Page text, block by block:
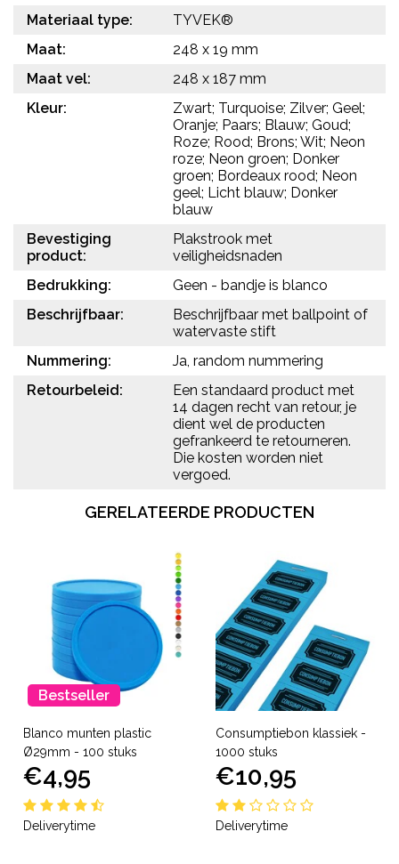
Materiaal type:
TYVEK®
Maat:
248 x 19 mm
Maat vel:
248 x 187 mm
Kleur:
Zwart; Turquoise; Zilver; Geel;
Oranje; Paars; Blauw; Goud;
Roze; Rood; Brons; Wit; Neon
roze; Neon groen; Donker
groen; Bordeaux rood; Neon
geel; Licht blauw; Donker
blauw
Bevestiging
product:
Plakstrook met
veiligheidsnaden
Bedrukking:
Geen - bandje is blanco
Beschrijfbaar:
Beschrijfbaar met ballpoint of
watervaste stift
Nummering:
Ja, random nummering
Retourbeleid:
Een standaard product met
14 dagen recht van retour, je
dient wel de producten
gefrankeerd te retourneren.
Die kosten worden niet
vergoed.
GERELATEERDE PRODUCTEN
Bestseller
Blanco munten plastic
Ø29mm - 100 stuks
€4,95
Deliverytime
Consumptiebon klassiek -
1000 stuks
€10,95
Deliverytime